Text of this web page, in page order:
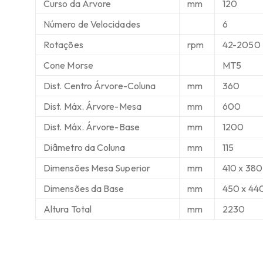
Curso da Árvore mm
120
Número de Velocidades
6
Rotações
rpm
42-2050
Cone Morse
MT5
Dist. Centro Árvore-Coluna
mm
360
Dist. Máx. Árvore-Mesa
mm
600
Dist. Máx. Árvore-Base
mm
1200
Diâmetro da Coluna
mm
115
Dimensões Mesa Superior
mm
410 x 380
Dimensões da Base
mm
450 x
Altura Total
mm 2230